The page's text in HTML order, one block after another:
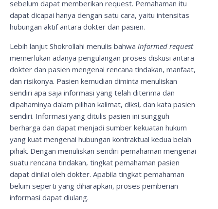
sebelum dapat memberikan request. Pemahaman itu
dapat dicapai hanya dengan satu cara, yaitu intensitas
hubungan aktif antara dokter dan pasien.
Lebih lanjut Shokrollahi menulis bahwa informed request
memerlukan adanya pengulangan proses diskusi antara
dokter dan pasien mengenai rencana tindakan, manfaat,
dan risikonya. Pasien kemudian diminta menuliskan
sendiri apa saja informasi yang telah diterima dan
dipahaminya dalam pilihan kalimat, diksi, dan kata pasien
sendiri. Informasi yang ditulis pasien ini sungguh
berharga dan dapat menjadi sumber kekuatan hukum
yang kuat mengenai hubungan kontraktual kedua belah
pihak. Dengan menuliskan sendiri pemahaman mengenai
suatu rencana tindakan, tingkat pemahaman pasien
dapat dinilai oleh dokter. Apabila tingkat pemahaman
belum seperti yang diharapkan, proses pemberian
informasi dapat diulang.